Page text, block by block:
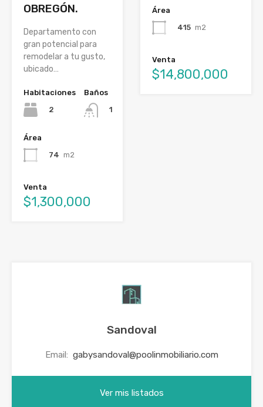
OBREGÓN.
Departamento con
gran potencial para
remodelar a tu gusto,
ubicado…
Habitaciones
2
Baños
1
Área
74 m2
Venta
$1,300,000
Área
415 m2
Venta
$14,800,000
Sandoval
Email: gabysandoval@poolinmobiliario.com
Ver mis listados